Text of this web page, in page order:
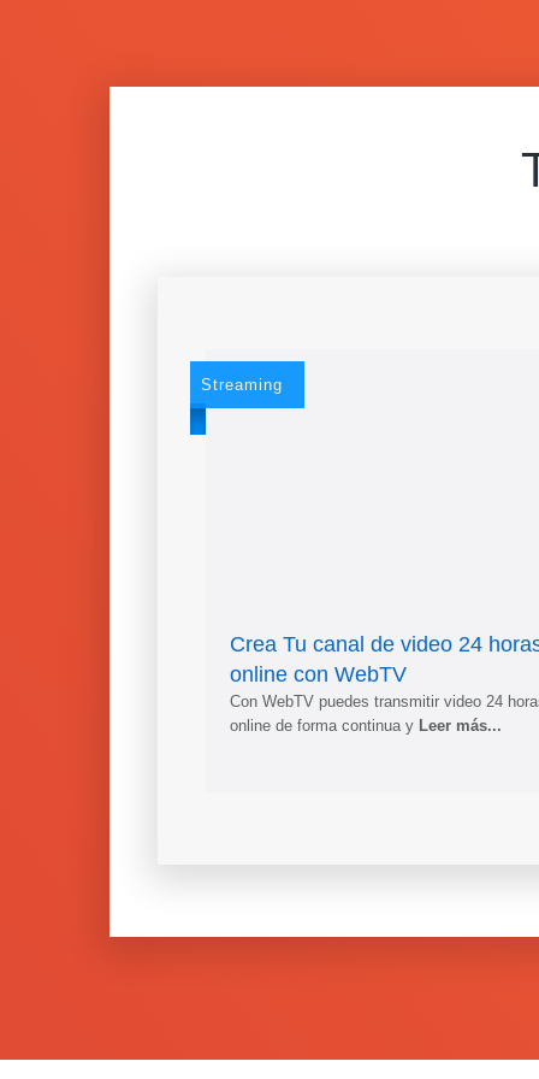
Streaming
Crea Tu canal de video 24
online con WebTV
Con WebTV puedes transmitir video 24
online de forma continua y Leer más...